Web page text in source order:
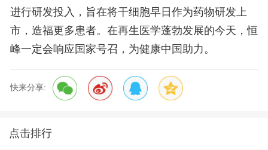
进行研发投入，旨在将干细胞早日作为药物研发上
市，造福更多患者。在再生医学蓬勃发展的今天，恒
峰一定会响应国家号召，为健康中国助力。
快来分享:
点击排行